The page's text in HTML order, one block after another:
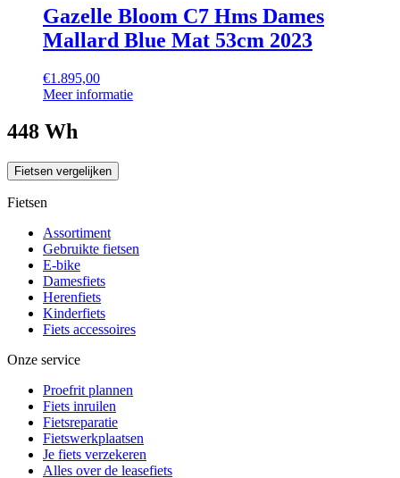
Gazelle Bloom C7 Hms Dames
Mallard Blue Mat 53cm 2023
€1.895,00
Meer informatie
448 Wh
Fietsen vergelijken
Fietsen
Assortiment
Gebruikte fietsen
E-bike
Damesfiets
Herenfiets
Kinderfiets
Fiets accessoires
Onze service
Proefrit plannen
Fiets inruilen
Fietsreparatie
Fietswerkplaatsen
Je fiets verzekeren
Alles over de leasefiets